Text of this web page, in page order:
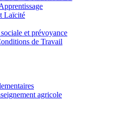
Laïcité
et prévoyance
de Travail
agricole